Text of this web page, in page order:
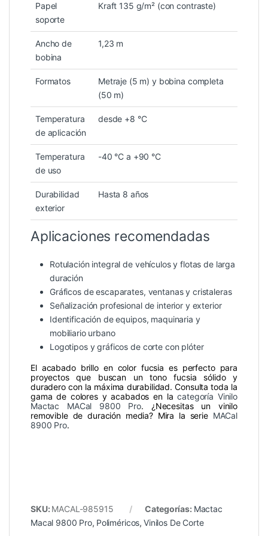
Papel
soporte
Kraft 135 g/m² (con contraste)
Ancho de
bobina
1,23 m
Formatos
Metraje (5 m) y bobina completa
(50 m)
Temperatura
de aplicación
desde +8 °C
Temperatura
de uso
-40 °C a +90 °C
Durabilidad
exterior
Hasta 8 años
Aplicaciones recomendadas
Rotulación integral de vehículos y flotas de larga
duración
Gráficos de escaparates, ventanas y cristaleras
Señalización profesional de interior y exterior
Identificación de equipos, maquinaria y
mobiliario urbano
Logotipos y gráficos de corte con plóter
El acabado brillo en color fucsia es perfecto para
proyectos que buscan un tono fucsia sólido y
duradero con la máxima durabilidad. Consulta toda la
gama de colores y acabados en lacategoría Vinilo
Mactac MACal 9800 Pro. ¿Necesitas un vinilo
removible de duración media? Mira la serie MACal
8900 Pro.
SKU: MACAL-985915 Categorías: Mactac
Macal 9800 Pro, Poliméricos, Vinilos De Corte